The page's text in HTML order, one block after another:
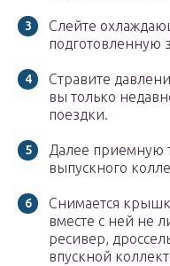
Слейте
подготовленную
Стравите
вы только
поездки.
Далее приемную
выпускного
Снимается
вместе с ней не
ресивер,
впускной